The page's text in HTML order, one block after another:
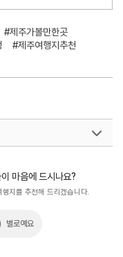
#제주가볼만한곳
#제주여행지추천
마음에 드시나요?
지를 추천해 드리겠습니다.
별로예요